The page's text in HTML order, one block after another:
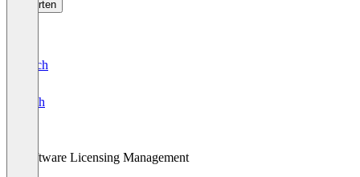
Bewerten
Deutsch
English
Software Licensing Management